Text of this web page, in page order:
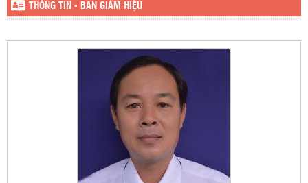
THÔNG TIN - BAN GIÁM HIỆU